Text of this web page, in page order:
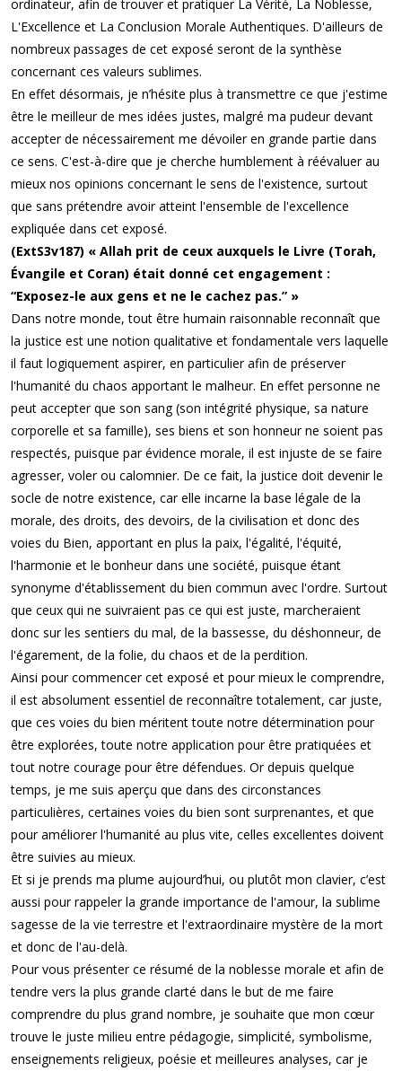
ordinateur, afin de trouver et pratiquer La Vérité, La Noblesse,
L'Excellence et La Conclusion Morale Authentiques. D'ailleurs de
nombreux passages de cet exposé seront de la synthèse
concernant ces valeurs sublimes.
En effet désormais, je n’hésite plus à transmettre ce que j'estime
être le meilleur de mes idées justes, malgré ma pudeur devant
accepter de nécessairement me dévoiler en grande partie dans
ce sens. C'est-à-dire que je cherche humblement à réévaluer au
mieux nos opinions concernant le sens de l'existence, surtout
que sans prétendre avoir atteint l'ensemble de l'excellence
expliquée dans cet exposé.
(ExtS3v187) « Allah prit de ceux auxquels le Livre (Torah,
Évangile et Coran) était donné cet engagement :
“Exposez-le aux gens et ne le cachez pas.” »
Dans notre monde, tout être humain raisonnable reconnaît que
la justice est une notion qualitative et fondamentale vers laquelle
il faut logiquement aspirer, en particulier afin de préserver
l'humanité du chaos apportant le malheur. En effet personne ne
peut accepter que son sang (son intégrité physique, sa nature
corporelle et sa famille), ses biens et son honneur ne soient pas
respectés, puisque par évidence morale, il est injuste de se faire
agresser, voler ou calomnier. De ce fait, la justice doit devenir le
socle de notre existence, car elle incarne la base légale de la
morale, des droits, des devoirs, de la civilisation et donc des
voies du Bien, apportant en plus la paix, l'égalité, l'équité,
l'harmonie et le bonheur dans une société, puisque étant
synonyme d'établissement du bien commun avec l'ordre. Surtout
que ceux qui ne suivraient pas ce qui est juste, marcheraient
donc sur les sentiers du mal, de la bassesse, du déshonneur, de
l'égarement, de la folie, du chaos et de la perdition.
Ainsi pour commencer cet exposé et pour mieux le comprendre,
il est absolument essentiel de reconnaître totalement, car juste,
que ces voies du bien méritent toute notre détermination pour
être explorées, toute notre application pour être pratiquées et
tout notre courage pour être défendues. Or depuis quelque
temps, je me suis aperçu que dans des circonstances
particulières, certaines voies du bien sont surprenantes, et que
pour améliorer l'humanité au plus vite, celles excellentes doivent
être suivies au mieux.
Et si je prends ma plume aujourd’hui, ou plutôt mon clavier, c’est
aussi pour rappeler la grande importance de l'amour, la sublime
sagesse de la vie terrestre et l'extraordinaire mystère de la mort
et donc de l'au-delà.
Pour vous présenter ce résumé de la noblesse morale et afin de
tendre vers la plus grande clarté dans le but de me faire
comprendre du plus grand nombre, je souhaite que mon cœur
trouve le juste milieu entre pédagogie, simplicité, symbolisme,
enseignements religieux, poésie et meilleures analyses, car je